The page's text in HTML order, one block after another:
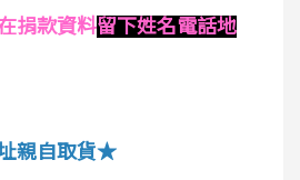
捐款資料留下姓名電話地
親自取貨★